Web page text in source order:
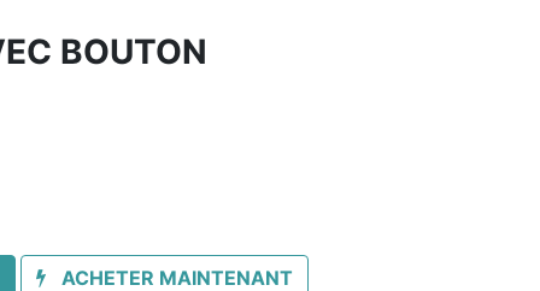
BOUTON
ACHETER MAINTENANT